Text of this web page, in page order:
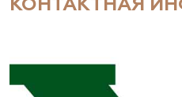
КОНТАКТНАЯ